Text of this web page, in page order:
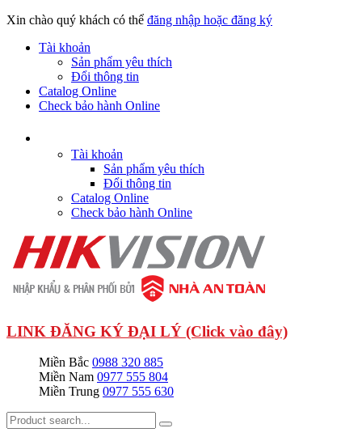
Xin chào quý khách có thể đăng nhập hoặc đăng ký
Tài khoản
Sản phẩm yêu thích
Đổi thông tin
Catalog Online
Check bảo hành Online
Tài khoản
Sản phẩm yêu thích
Đổi thông tin
Catalog Online
Check bảo hành Online
LINK ĐĂNG KÝ ĐẠI LÝ (Click vào đây)
Miền Bắc 0988 320 885
Miền Nam 0977 555 804
Miền Trung 0977 555 630